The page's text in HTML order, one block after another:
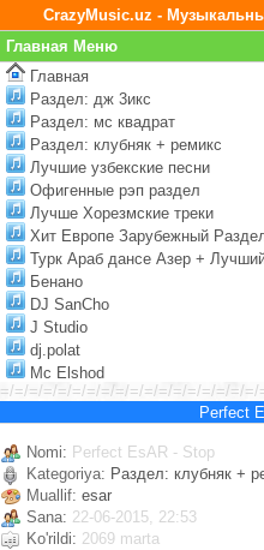
CrazyMusic.uz -
Главная Меню
Главная
Раздел: дж 3икс
Раздел: мс квадрат
Раздел: клубняк + ремикс
Лучшие узбекские песни
Офигенные рэп раздел
Лучше Хорезмские треки
Хит Европе Зарубежный
Турк Араб дансе Азер +
Бенано
DJ SanCho
J Studio
dj.polat
Mc Elshod
=/=/=/=/=/=/=/=/=/=/=/=/=/=/=/=/=/
Perfect
Nomi: Perfect EsAR - Stop
Kategoriya: Раздел: клубняк +
Muallif: esar
Sana: 22-06-2015, 22:53
Ko'rildi: 2069 marta